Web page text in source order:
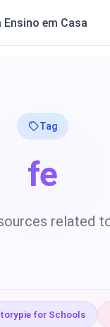
Ensino em Casa
Tag
fe
related
for Schools